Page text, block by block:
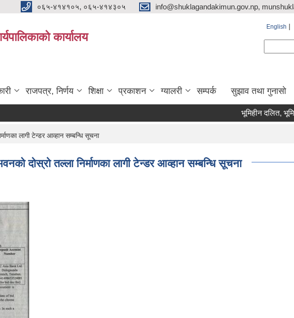
०६५-४१४१०५, ०६५-४१४३०५ info@shuklagandakimun.gov.np,
कार्यालय
English
राजपत्र, निर्णय शिक्षा प्रकाशन ग्यालरी सम्पर्क सुझाव तथा गुनासो
भूमिहीन दलित,
लागी टेन्डर आव्हान सम्बन्धि सूचना
दोस्रो तल्ला निर्माणका लागी टेन्डर आव्हान सम्बन्धि सूचना